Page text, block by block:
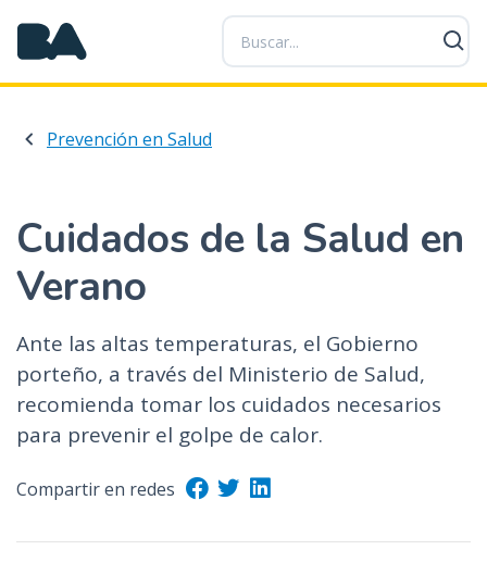
P
a
s
a
n
i
d
o
p
c
Prevención en Salud
Cuidados de la Salud en
Verano
Ante las altas temperaturas, el Gobierno
porteño, a través del Ministerio de Salud,
recomienda tomar los cuidados necesarios
para prevenir el golpe de calor.
Compartir en redes